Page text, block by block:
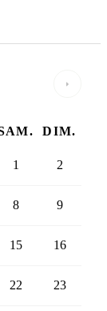
DIM.
1 2
8 9
15 16
22 23